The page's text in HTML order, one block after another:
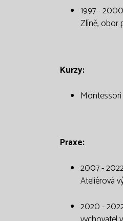
1997 -
Zlíně, obor
Kurzy:
Praxe:
2007 -
Ateliérová
2020 -